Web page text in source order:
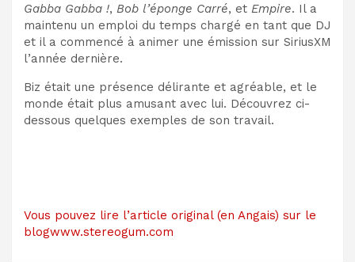
Gabba Gabba !, Bob l’éponge Carré, et Empire. Il a
maintenu un emploi du temps chargé en tant que DJ
et il a commencé à animer une émission sur SiriusXM
l’année dernière.
Biz était une présence délirante et agréable, et le
monde était plus amusant avec lui. Découvrez ci-
dessous quelques exemples de son travail.
Vous pouvez lire l’article original (en Angais) sur le
blogwww.stereogum.com